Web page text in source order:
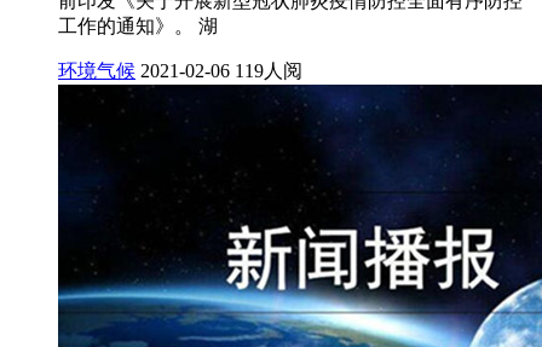
工作的通知》。 湖
环境气候 2021-02-06 119人阅